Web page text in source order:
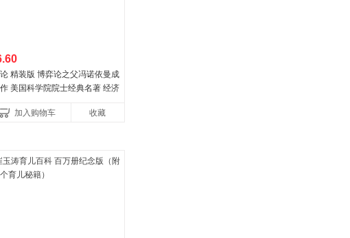
精装版 博弈论之父冯诺依曼成
美国科学院院士经典名著 经济
加入购物车
收藏